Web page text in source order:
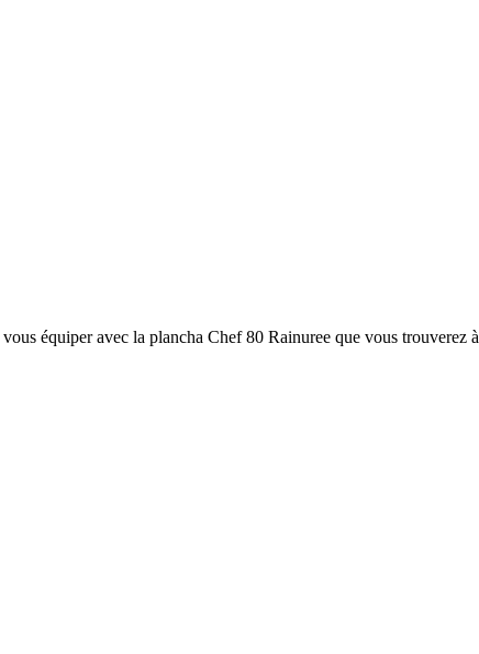
équiper avec la plancha Chef 80 Rainuree que vous trouverez à